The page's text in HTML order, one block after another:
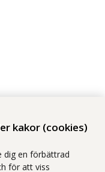
kakor (cookies)
dig en förbättrad
för att viss